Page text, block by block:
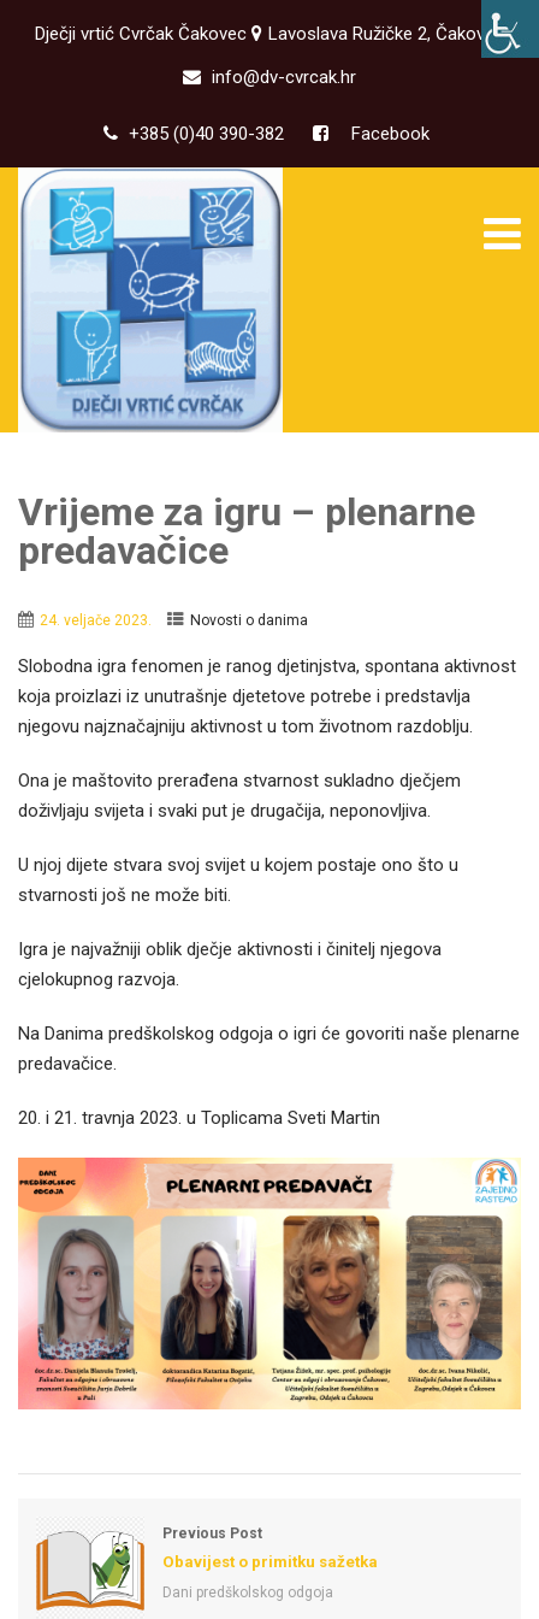
Dječji vrtić Cvrčak Čakovec
Lavoslava Ružičke 2, Čakovec
info@dv-cvrcak.hr
+385 (0)40 390-382 Facebook
Vrijeme za igru – plenarne
predavačice
24. veljače 2023. Novosti o danima
Slobodna igra fenomen je ranog djetinjstva, spontana aktivnost
koja proizlazi iz unutrašnje djetetove potrebe i predstavlja
njegovu najznačajniju aktivnost u tom životnom razdoblju.
Ona je maštovito prerađena stvarnost sukladno dječjem
doživljaju svijeta i svaki put je drugačija, neponovljiva.
U njoj dijete stvara svoj svijet u kojem postaje ono što u
stvarnosti još ne može biti.
Igra je najvažniji oblik dječje aktivnosti i činitelj njegova
cjelokupnog razvoja.
Na Danima predškolskog odgoja o igri će govoriti naše plenarne
predavačice.
20. i 21. travnja 2023. u Toplicama Sveti Martin
Previous Post
Obavijest o primitku sažetka
Dani predškolskog odgoja